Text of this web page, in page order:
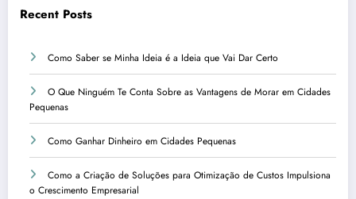
Recent Posts
Como Saber se Minha Ideia é a Ideia que Vai Dar Certo
O Que Ninguém Te Conta Sobre as Vantagens de Morar em Cidades
Pequenas
Como Ganhar Dinheiro em Cidades Pequenas
Como a Criação de Soluções para Otimização de Custos Impulsiona
o Crescimento Empresarial